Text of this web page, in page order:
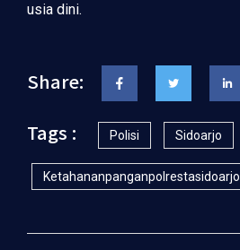
usia dini.
Share:
Tags :
Polisi Sidoarjo
Ketahananpanganpolrestasidoarjo